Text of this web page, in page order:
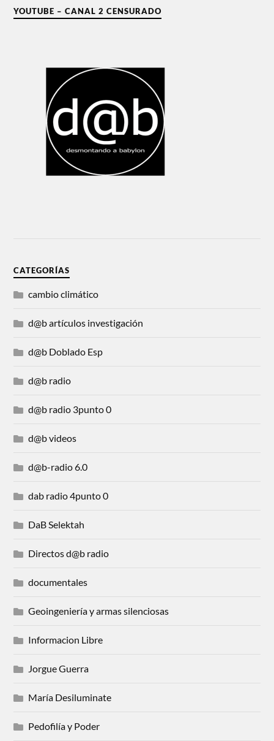
YOUTUBE – CANAL 2 CENSURADO
CATEGORÍAS
cambio climático
d@b artículos investigación
d@b Doblado Esp
d@b radio
d@b radio 3punto 0
d@b videos
d@b-radio 6.0
dab radio 4punto 0
DaB Selektah
Directos d@b radio
documentales
Geoingeniería y armas silenciosas
Informacion Libre
Jorgue Guerra
María Desiluminate
Pedofilía y Poder